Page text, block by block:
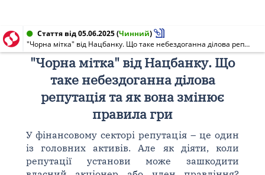
Стаття від 05.06.2025(Чинний)
"Чорна мітка" від Нацбанку. Що таке небездоганна ділова репутація та як вона змінює правила гри
"Чорна мітка" від Нацбанку. Що
таке небездоганна ділова
репутація та як вона змінює
правила гри
У фінансовому секторі репутація – це один
із головних активів. Але як діяти, коли
репутації установи може зашкодити